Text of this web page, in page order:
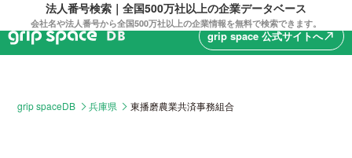
法人番号検索｜全国500万社以上の企業データベース
会社名や法人番号から全国500万社以上の企業情報を無料で検索できます。
grip space 公式サイトへnorth_east
grip spaceDB 兵庫県 東播磨農業共済事務組合